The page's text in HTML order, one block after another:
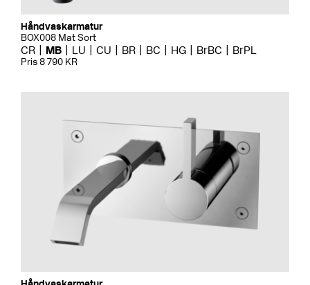
Håndvaskarmatur
BOX008 Mat Sort
CR MB LU CU BR BC HG BrBC BrPL
Pris 8 790 KR